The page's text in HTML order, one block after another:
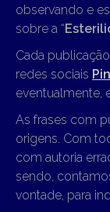
observando e
sobre a “
Cada
redes sociais
eventualmente,
As frases com
origens. Com
com autoria
sendo,
vontade, para